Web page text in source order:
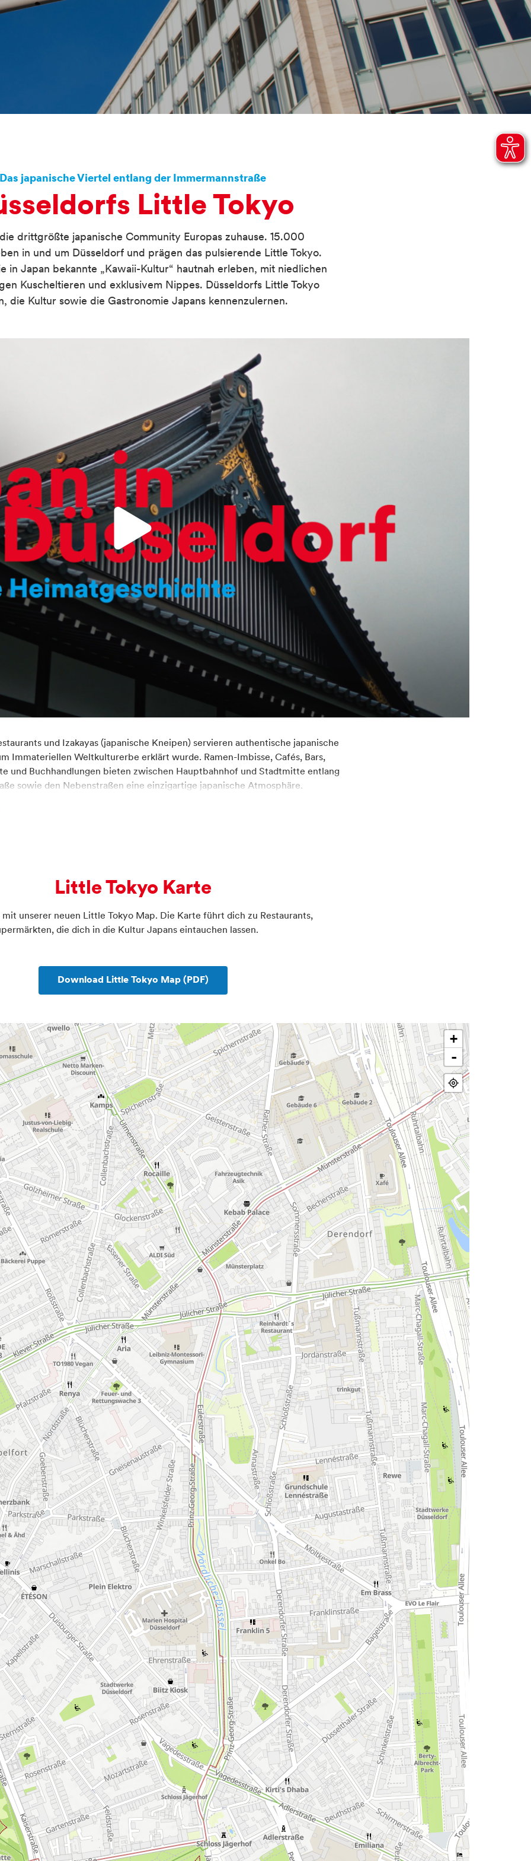
Das japanische Viertel entlang der Immermannstraße
Little Tokyo
drittgrößte japanische Community Europas zuhause. 15.000
in und um Düsseldorf und prägen das pulsierende Little Tokyo.
in Japan bekannte „Kawaii-Kultur“ hautnah erleben, mit niedlichen
Kuscheltieren und exklusivem Nippes. Düsseldorfs Little Tokyo
die Kultur sowie die Gastronomie Japans kennenzulernen.
und Izakayas (japanische Kneipen) servieren authentische japanische
Immateriellen Weltkulturerbe erklärt wurde. Ramen-Imbisse, Cafés, Bars,
und Buchhandlungen bieten zwischen Hauptbahnhof und Stadtmitte entlang
sowie den Nebenstraßen eine einzigartige japanische Atmosphäre.
Tokyo zeigt sich die japanische Kultur. ImNordpark
flanieren und imEKŌ-Hausin Düsseldorf-Niederkassel den buddhistischen
Little Tokyo Karte
mit unserer neuen Little Tokyo Map. Die Karte führt dich zu Restaurants,
die dich in die Kultur Japans eintauchen lassen.
Download Little Tokyo Map (PDF)
+
-